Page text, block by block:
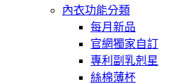
內衣功能分類
每月新品
官網獨家自訂
專利副乳剋星
絲棉薄杯